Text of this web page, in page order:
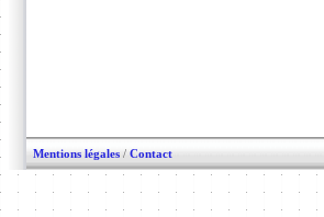
Mentions légales / Contact